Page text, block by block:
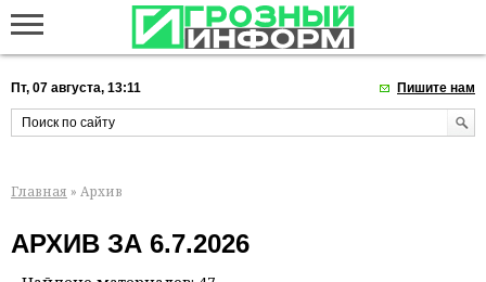
Пт, 07 августа, 13:11 Пишите нам
Главная » Архив
АРХИВ ЗА 6.7.2026